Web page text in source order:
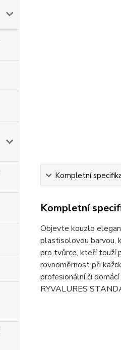
Kompletní
Kompletní
Objevte kouzlo
plastisolovou barvou,
pro tvůrce, kteří touží
rovnoměrnost při
profesionální či
RYVALURES